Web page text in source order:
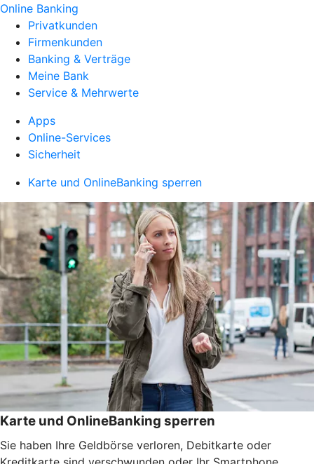
Online Banking
Privatkunden
Firmenkunden
Banking & Verträge
Meine Bank
Service & Mehrwerte
Apps
Online-Services
Sicherheit
Karte und OnlineBanking sperren
Karte und OnlineBanking sperren
Sie haben Ihre Geldbörse verloren, Debitkarte oder